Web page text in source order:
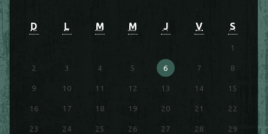
D L M M J V S
1
2 3 4 5 6 7 8
9 10 11 12 13 14 15
16 17 18 19 20 21 22
23 24 25 26 27 28 29